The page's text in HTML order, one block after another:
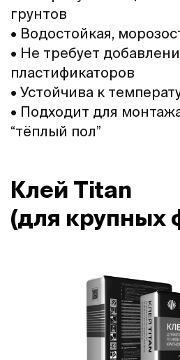
грунтов
• Водостойкая,
• Не требует
пластификаторов
• Устойчива к
• Подходит для
“тёплый пол”
Клей Titan
(для крупных